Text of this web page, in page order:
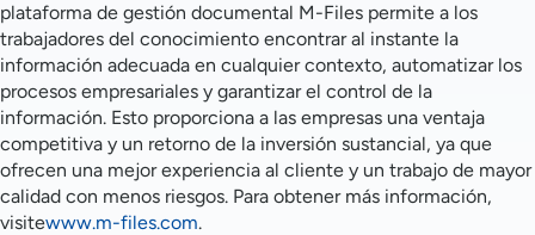
plataforma de gestión documental M-Files permite a los
trabajadores del conocimiento encontrar al instante la
información adecuada en cualquier contexto, automatizar los
procesos empresariales y garantizar el control de la
información. Esto proporciona a las empresas una ventaja
competitiva y un retorno de la inversión sustancial, ya que
ofrecen una mejor experiencia al cliente y un trabajo de mayor
calidad con menos riesgos. Para obtener más información,
visitewww.m-files.com.